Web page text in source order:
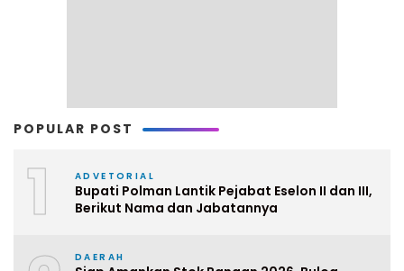
POPULAR POST
1 ADVETORIAL
Bupati Polman Lantik Pejabat Eselon II dan III,
Berikut Nama dan Jabatannya
DAERAH